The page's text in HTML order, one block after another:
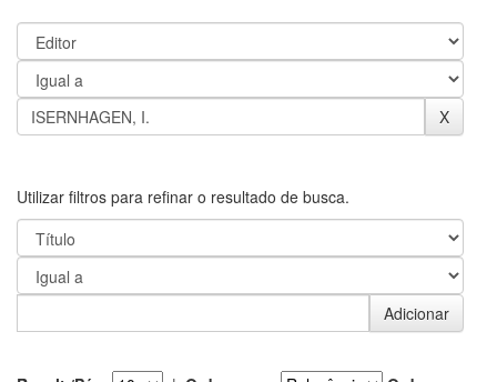
Utilizar filtros para refinar o resultado de busca.